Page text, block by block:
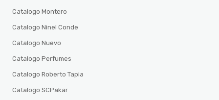
Catalogo Montero
Catalogo Ninel Conde
Catalogo Nuevo
Catalogo Perfumes
Catalogo Roberto Tapia
Catalogo SCPakar